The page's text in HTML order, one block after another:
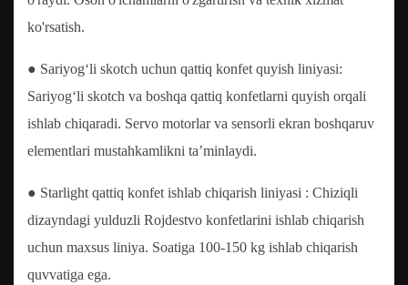
ko'rsatish.
● Sariyogʻli skotch uchun qattiq konfet quyish liniyasi:
Sariyogʻli skotch va boshqa qattiq konfetlarni quyish orqali
ishlab chiqaradi. Servo motorlar va sensorli ekran boshqaruv
elementlari mustahkamlikni taʼminlaydi.
● Starlight qattiq konfet ishlab chiqarish liniyasi : Chiziqli
dizayndagi yulduzli Rojdestvo konfetlarini ishlab chiqarish
uchun maxsus liniya. Soatiga 100-150 kg ishlab chiqarish
quvvatiga ega.